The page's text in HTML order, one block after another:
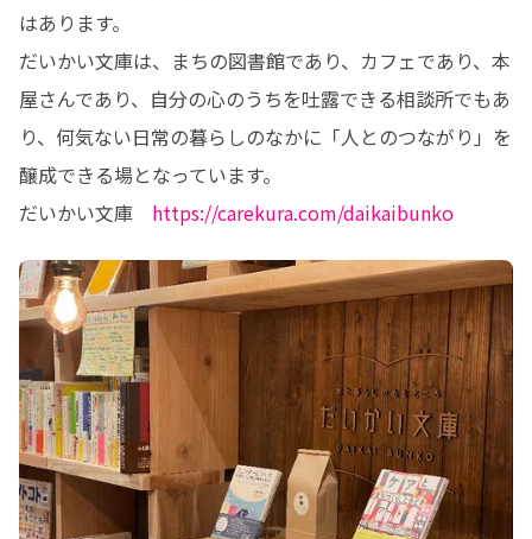
はあります。
だいかい文庫は、まちの図書館であり、カフェであり、本
屋さんであり、自分の心のうちを吐露できる相談所でもあ
り、何気ない日常の暮らしのなかに「人とのつながり」を
醸成できる場となっています。
だいかい文庫 https://carekura.com/daikaibunko